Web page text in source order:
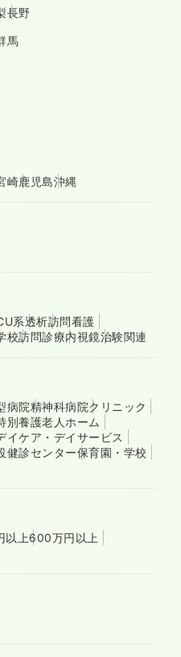
長野
馬
崎鹿児島沖縄
系透析訪問看護
校訪問診療内視鏡治験関連
病院精神科病院クリニック
別養護老人ホーム
イケア・デイサービス
健診センター保育園・学校
以上600万円以上